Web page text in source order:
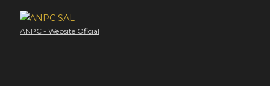
ANPC - Website Oficial